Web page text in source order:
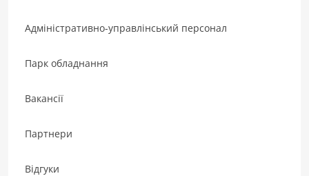
Адміністративно-управлінський персонал
Парк обладнання
Вакансії
Партнери
Відгуки